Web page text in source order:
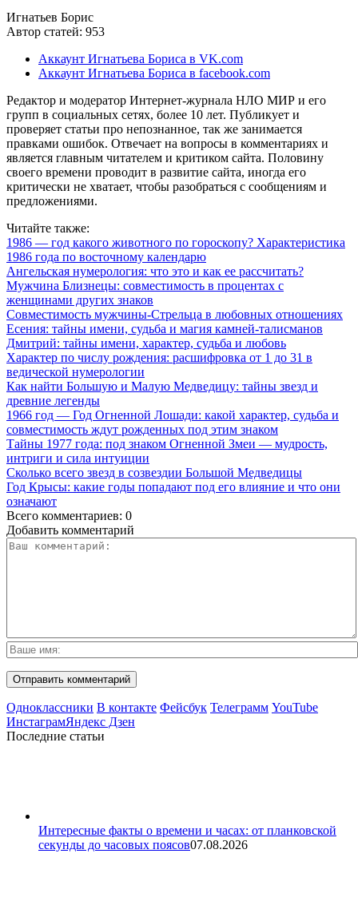
Игнатьев Борис
Автор статей: 953
Аккаунт Игнатьева Бориса в VK.com
Аккаунт Игнатьева Бориса в facebook.com
Редактор и модератор Интернет-журнала НЛО МИР и его
групп в социальных сетях, более 10 лет. Публикует и
проверяет статьи про непознанное, так же занимается
правками ошибок. Отвечает на вопросы в комментариях и
является главным читателем и критиком сайта. Половину
своего времени проводит в развитие сайта, иногда его
критически не хватает, чтобы разобраться с сообщениям и
предложениями.
Читайте также:
1986 — год какого животного по гороскопу? Характеристика
1986 года по восточному календарю
Ангельская нумерология: что это и как ее рассчитать?
Мужчина Близнецы: совместимость в процентах с
женщинами других знаков
Совместимость мужчины-Стрельца в любовных отношениях
Есения: тайны имени, судьба и магия камней-талисманов
Дмитрий: тайны имени, характер, судьба и любовь
Характер по числу рождения: расшифровка от 1 до 31 в
ведической нумерологии
Как найти Большую и Малую Медведицу: тайны звезд и
древние легенды
1966 год — Год Огненной Лошади: какой характер, судьба и
совместимость ждут рожденных под этим знаком
Тайны 1977 года: под знаком Огненной Змеи — мудрость,
интриги и сила интуиции
Сколько всего звезд в созвездии Большой Медведицы
Год Крысы: какие годы попадают под его влияние и что они
означают
Всего комментариев: 0
Добавить комментарий
Одноклассники В контакте Фейсбук Телеграмм YouTube
ИнстаграмЯндекс Дзен
Последние статьи
Интересные факты о времени и часах: от планковской
секунды до часовых поясов07.08.2026